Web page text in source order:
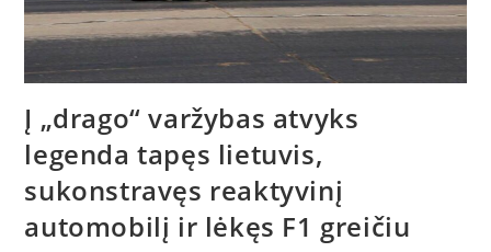
Į „drago“ varžybas atvyks
legenda tapęs lietuvis,
sukonstravęs reaktyvinį
automobilį ir lėkęs F1 greičiu